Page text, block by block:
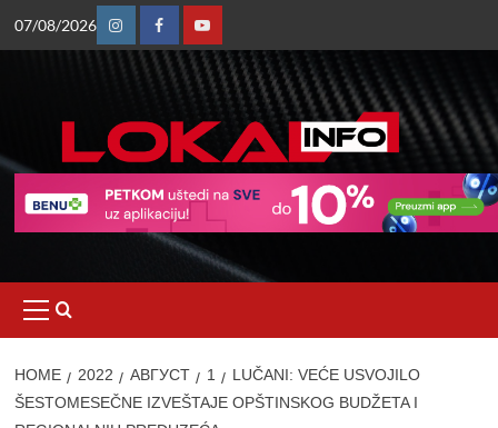
07/08/2026
InstagramFacebookYoutube
Menu
HOME 2022 АВГУСТ 1
LUČANI: VEĆE USVOJILO
ŠESTOMESEČNE IZVEŠTAJE OPŠTINSKOG BUDŽETA I